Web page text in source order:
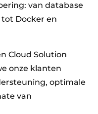
van database
Docker en
Cloud Solution
onze klanten
optimale
van